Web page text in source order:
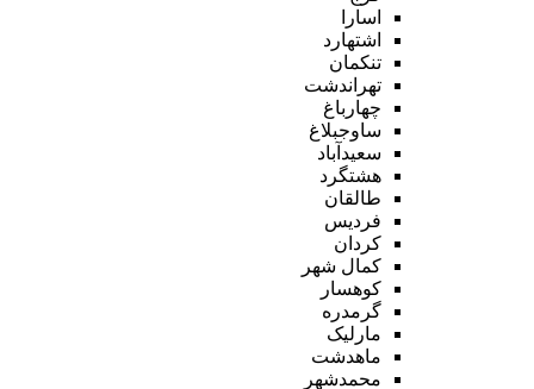
اسارا
اشتهارد
تنکمان
تهراندشت
چهارباغ
ساوجبلاغ
سعیدآباد
هشتگرد
طالقان
فردیس
کردان
کمال شهر
کوهسار
گرمدره
مارلیک
ماهدشت
محمدشهر